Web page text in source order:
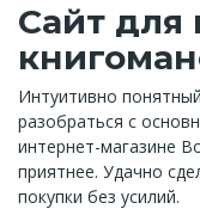
Сайт для
Интуитивно
разобраться с
интернет-магазине
приятнее. Удачно
покупки без усилий.